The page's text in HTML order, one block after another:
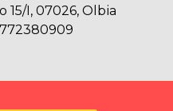
15/I, 07026, Olbia